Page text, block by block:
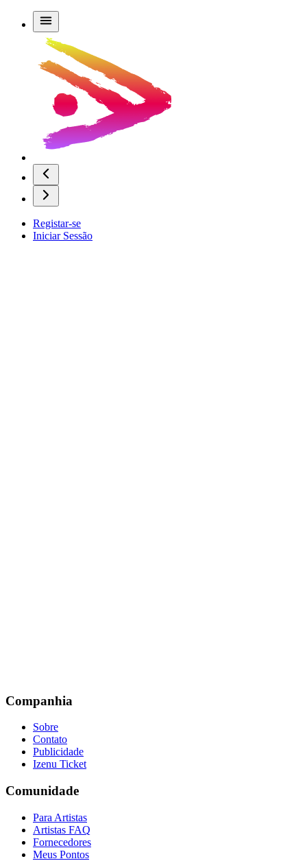
Registar-se
Iniciar Sessão
Companhia
Sobre
Contato
Publicidade
Izenu Ticket
Comunidade
Para Artistas
Artistas FAQ
Fornecedores
Meus Pontos